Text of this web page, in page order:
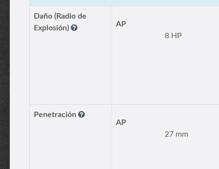
Daño (Radio de
Explosión)
AP
8 HP
Penetración
AP
27 mm